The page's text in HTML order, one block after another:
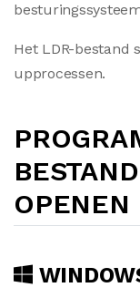
Het LDR-bestand
upprocessen.
OPENEN